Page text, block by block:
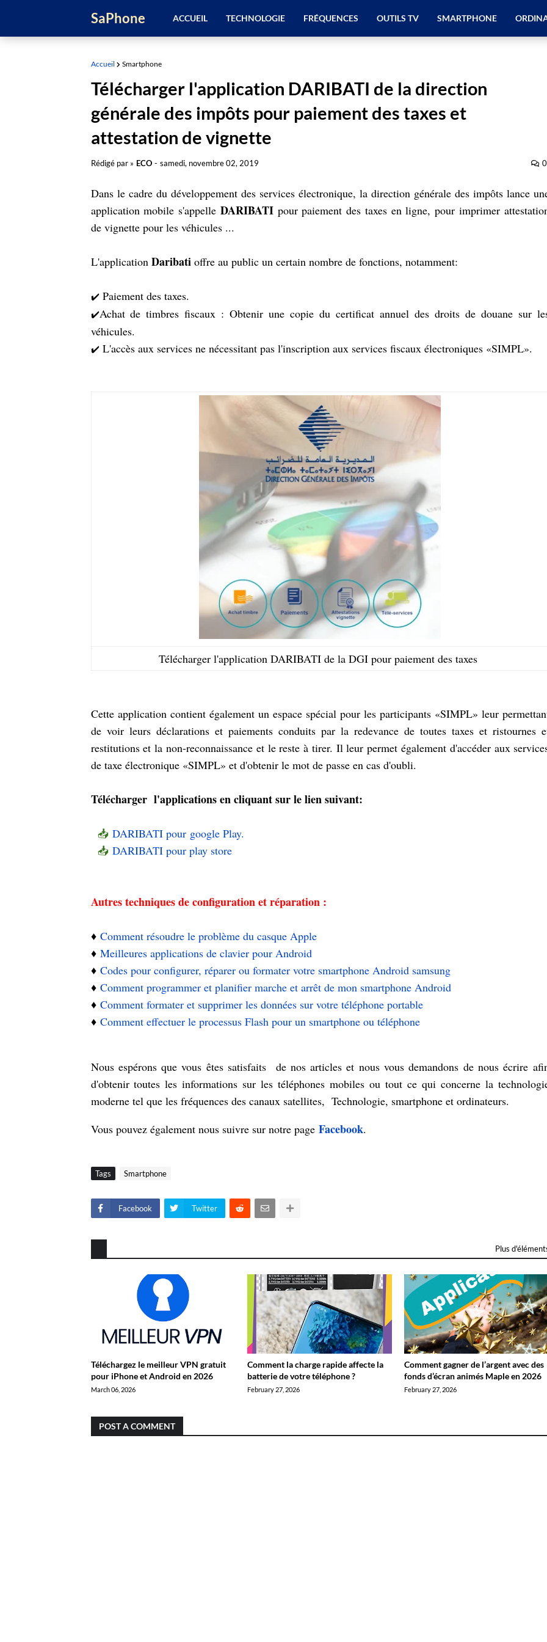
SaPhone ACCUEIL TECHNOLOGIE FRÉQUENCES OUTILS TV SMARTPHONE
Accueil Smartphone
Télécharger l'application DARIBATI de la direction
générale des impôts pour paiement des taxes et
attestation de vignette
Rédigé par » ECO - samedi, novembre 02, 2019 0
Dans le cadre du développement des services électronique, la direction générale des impôts lance
application mobile s'appelle DARIBATIpour paiement des taxes en ligne, pour imprimer
de vignette pour les véhicules ...
L'application Daribatioffre au public un certain nombre de fonctions, notamment:
✔️ Paiement des taxes.
✔️Achat de timbres fiscaux : Obtenir une copie du certificat annuel des droits de douane sur
véhicules.
✔️ L'accès aux services ne nécessitant pas l'inscription aux services fiscaux électroniques «SIMPL».
Télécharger l'application DARIBATI de la DGI pour paiement des taxes
Cette application contient également un espace spécial pour les participants «SIMPL» leur
de voir leurs déclarations et paiements conduits par la redevance de toutes taxes et ristournes
restitutions et la non-reconnaissance et le reste à tirer. Il leur permet également d'accéder aux
de taxe électronique «SIMPL» et d'obtenir le mot de passe en cas d'oubli.
Télécharger l'applications en cliquant sur le lien suivant:
📥 DARIBATI pour google Play.
📥 DARIBATI pour play store
Autres techniques de configuration et réparation :
♦️ Comment résoudre le problème du casque Apple
♦️ Meilleures applications de clavier pour Android
♦️ Codes pour configurer, réparer ou formater votre smartphone Android samsung
♦️ Comment programmer et planifier marche et arrêt de mon smartphone Android
♦️ Comment formater et supprimer les données sur votre téléphone portable
♦️ Comment effectuer le processus Flash pour un smartphone ou téléphone
Nous espérons que vous êtes satisfaits de nos articles et nous vous demandons de nous écrire
d'obtenir toutes les informations sur les téléphones mobiles ou tout ce qui concerne la
moderne tel que les fréquences des canaux satellites, Technologie, smartphone et ordinateurs.
Vous pouvez également nous suivre sur notre page Facebook.
Tags Smartphone
Facebook Twitter
Plus
Téléchargez le meilleur VPN gratuit
pour iPhone et Android en 2026
March 06, 2026
Comment la charge rapide affecte la
batterie de votre téléphone ?
February 27, 2026
Comment gagner de l’argent avec des
fonds d’écran animés Maple en 2026
February 27, 2026
POST A COMMENT